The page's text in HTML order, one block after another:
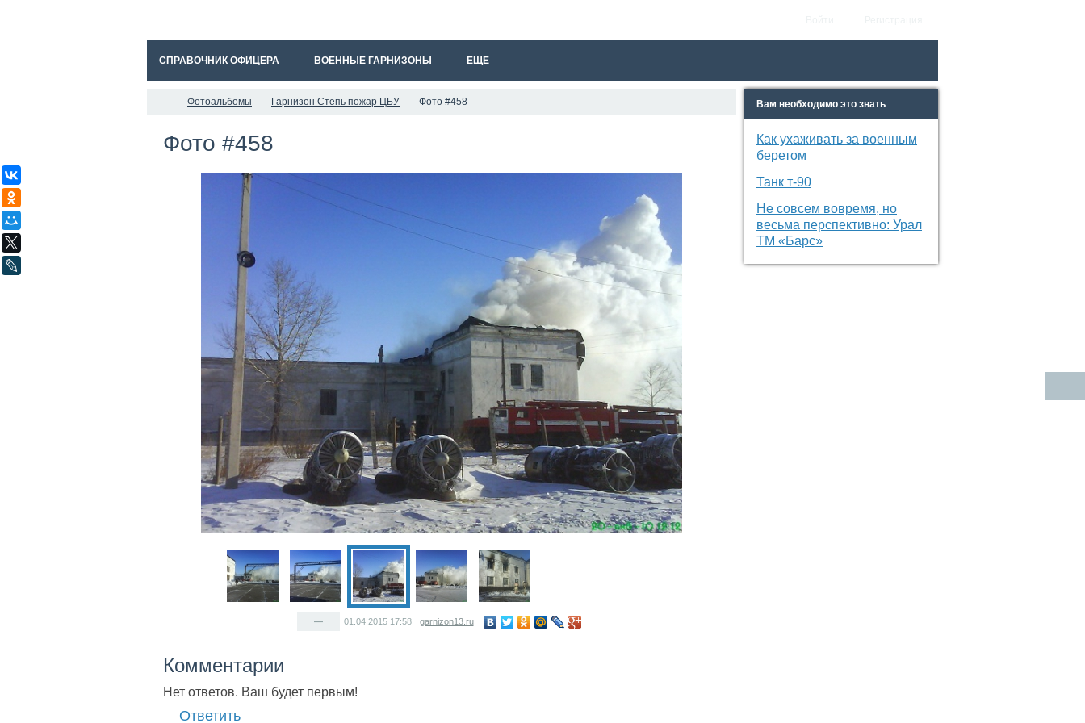
СПРАВОЧНИК ОФИЦЕРА ВОЕННЫЕ ГАРНИЗОНЫ ЕЩЕ
Фотоальбомы Гарнизон Степь пожар ЦБУ Фото #458
Фото #458
— 01.04.2015 17:58 garnizon13.ru
Комментарии
Нет ответов. Ваш будет первым!
Ответить
Вам необходимо это знать
Как ухаживать за военным
беретом
Танк т-90
Не совсем вовремя, но
весьма перспективно: Урал
ТМ «Барс»